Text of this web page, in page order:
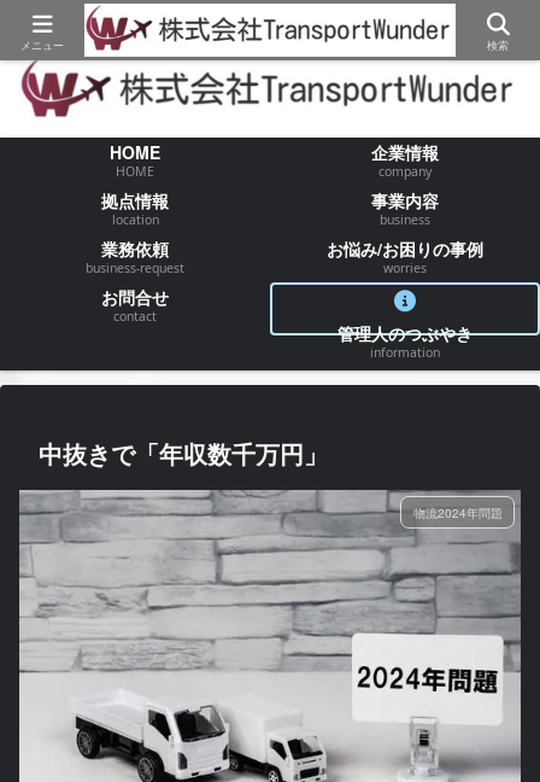
【物流/運送/配送】でお困りの事が御座いましたらお気軽にご相談ください
HOME
HOME
企業情報
company
拠点情報
location
事業内容
business
業務依頼
business-request
お悩み/お困りの事例
worries
お問合せ
contact
管理人のつぶやき
information
中抜きで「年収数千万円」
物流2024年問題
メニュー 検索